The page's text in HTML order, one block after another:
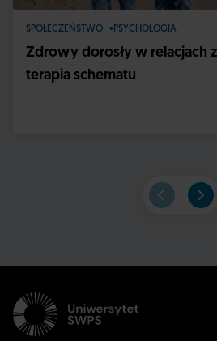
SPOŁECZEŃSTWO PSYCHOLOGIA
Zdrowy dorosły w relacjach
terapia schematu